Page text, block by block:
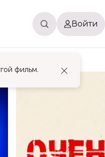
Войти
фильм.